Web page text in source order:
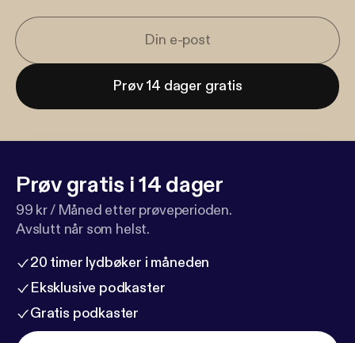
Prøv 14 dager gratis
Prøv gratis i 14 dager
99 kr / Måned etter prøveperioden.
Avslutt når som helst.
20 timer lydbøker i måneden
Eksklusive podkaster
Gratis podkaster